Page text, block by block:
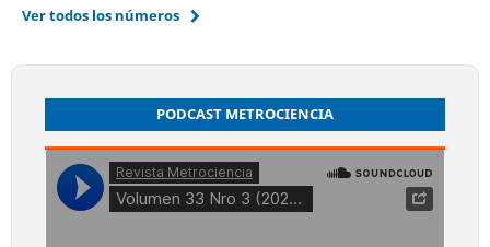
Ver todos los números
PODCAST METROCIENCIA